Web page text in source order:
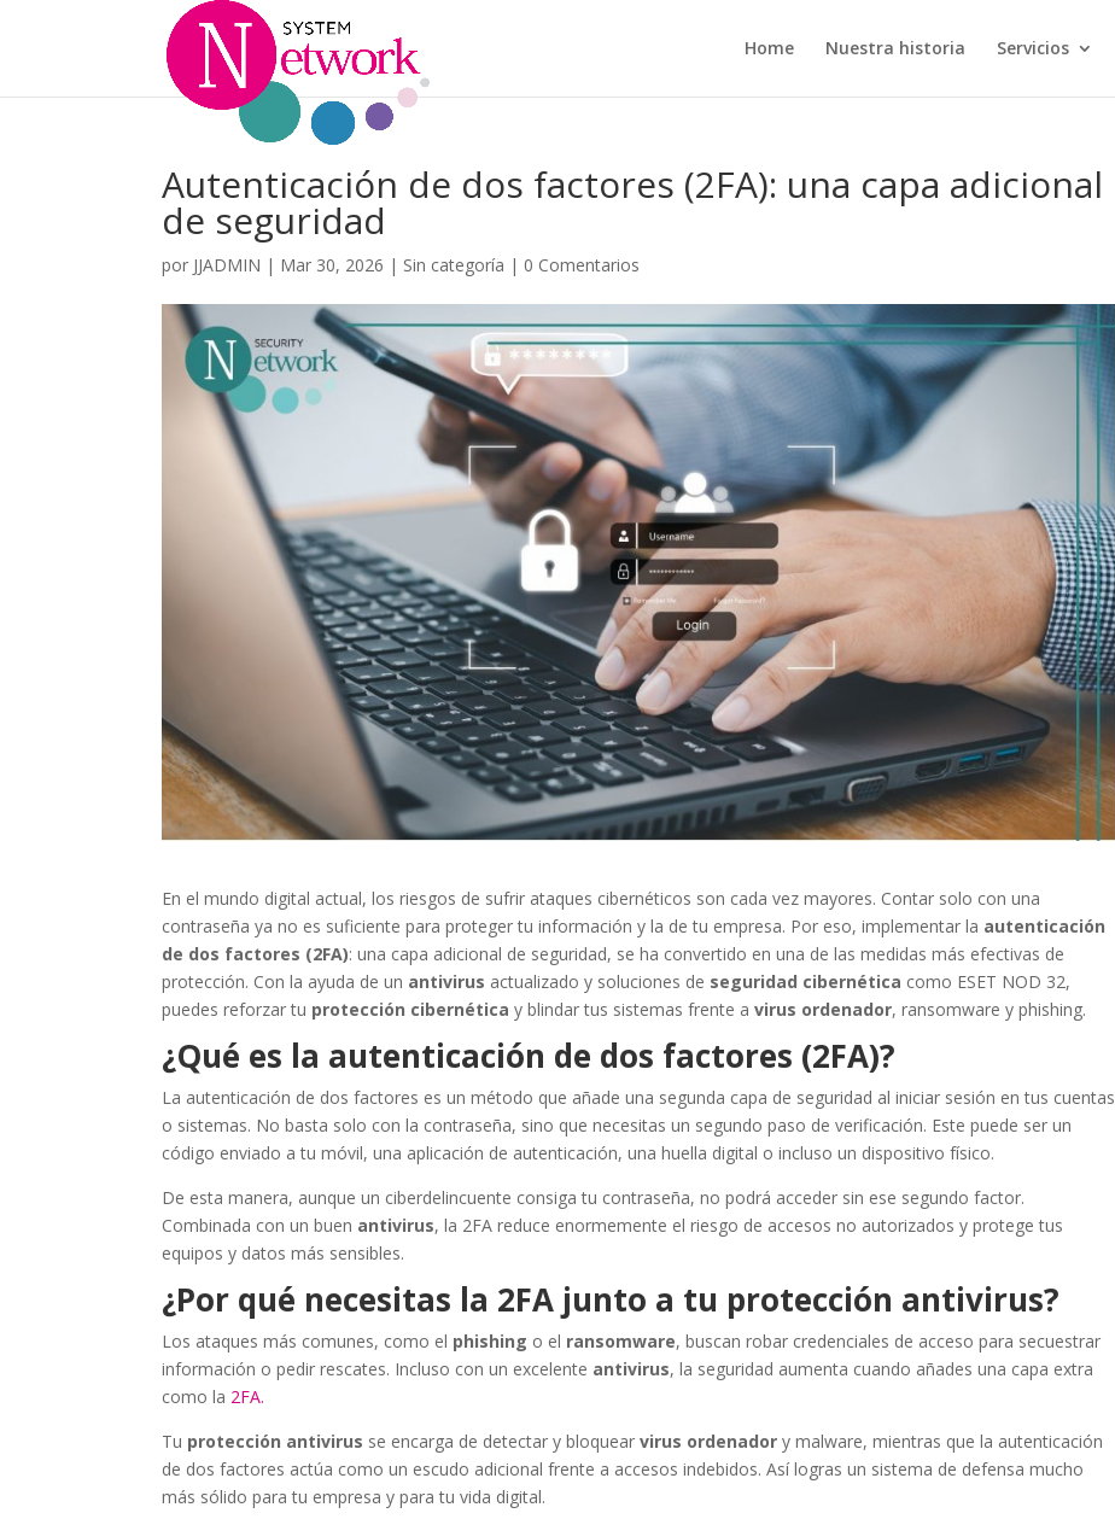
Home Nuestra historia Servicios
Autenticación de dos factores (2FA): una capa adicional
de seguridad
por JJADMIN | Mar 30, 2026 | Sin categoría | 0 Comentarios
En el mundo digital actual, los riesgos de sufrir ataques cibernéticos son cada vez mayores. Contar solo con una
contraseña ya no es suficiente para proteger tu información y la de tu empresa. Por eso, implementar la autenticación
de dos factores (2FA): una capa adicional de seguridad, se ha convertido en una de las medidas más efectivas de
protección. Con la ayuda de un antivirus actualizado y soluciones de seguridad cibernética como ESET NOD 32,
puedes reforzar tu protección cibernética y blindar tus sistemas frente avirus ordenador, ransomware y phishing.
¿Qué es la autenticación de dos factores (2FA)?
La autenticación de dos factores es un método que añade una segunda capa de seguridad al iniciar sesión en tus cuentas
o sistemas. No basta solo con la contraseña, sino que necesitas un segundo paso de verificación. Este puede ser un
código enviado a tu móvil, una aplicación de autenticación, una huella digital o incluso un dispositivo físico.
De esta manera, aunque un ciberdelincuente consiga tu contraseña, no podrá acceder sin ese segundo factor.
Combinada con un buen antivirus, la 2FA reduce enormemente el riesgo de accesos no autorizados y protege tus
equipos y datos más sensibles.
¿Por qué necesitas la 2FA junto a tu protección antivirus?
Los ataques más comunes, como el phishing o el ransomware, buscan robar credenciales de acceso para secuestrar
información o pedir rescates. Incluso con un excelente antivirus, la seguridad aumenta cuando añades una capa extra
como la 2FA.
Tu protección antivirus se encarga de detectar y bloquearvirus ordenador y malware, mientras que la autenticación
de dos factores actúa como un escudo adicional frente a accesos indebidos. Así logras un sistema de defensa mucho
más sólido para tu empresa y para tu vida digital.